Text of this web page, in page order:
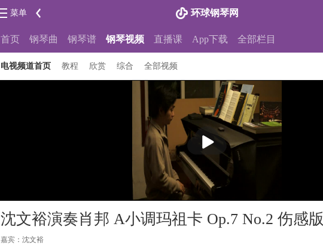
环球钢琴网
菜单
首页 钢琴曲 钢琴谱 钢琴视频 直播课 App下载 全部栏目
电视频道首页 教程 欣赏 综合 全部视频
放
沈文裕演奏肖邦 A小调玛祖卡 Op.7 No.2 伤感版
嘉宾：沈文裕